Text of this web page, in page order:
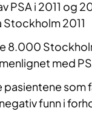
PSA i 2011 og
2011
8.000
med
pasientene som
funn i